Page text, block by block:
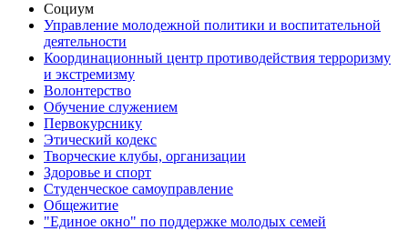
Социум
Управление молодежной политики и воспитательной
деятельности
Координационный центр противодействия терроризму
и экстремизму
Волонтерство
Обучение служением
Первокурснику
Этический кодекс
Творческие клубы, организации
Здоровье и спорт
Студенческое самоуправление
Общежитие
"Единое окно" по поддержке молодых семей